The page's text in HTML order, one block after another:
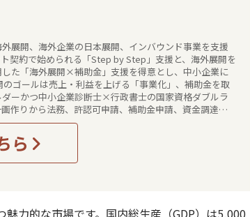
展開、海外企業の日本展開、インバウンド事業を支援
契約で始められる「Step by Step」支援と、海外展開を
た「海外展開×補助金」支援を得意とし、中小企業に
ゴールは売上・利益を上げる「事業化」、補助金を取
ーかつ中小企業診断士×行政書士の国家資格ダブルラ
作りから法務、許認可申請、補助金申請、資金調達、
展開をワンストップで伴走型でサポートさせていただ
ら
力的な市場です。国内総生産（GDP）は5,000